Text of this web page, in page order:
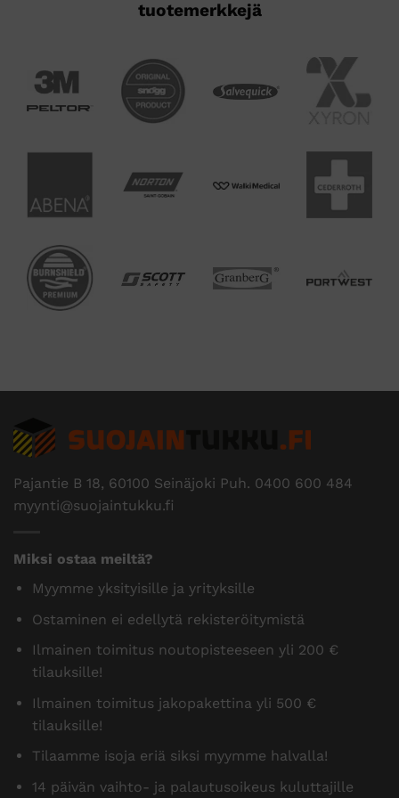
tuotemerkkejä
Pajantie B 18, 60100 Seinäjoki Puh. 0400 600 484
myynti@suojaintukku.fi
Miksi ostaa meiltä?
Myymme yksityisille ja yrityksille
Ostaminen ei edellytä rekisteröitymistä
Ilmainen toimitus noutopisteeseen yli 200 €
tilauksille!
Ilmainen toimitus jakopakettina yli 500 €
tilauksille!
Tilaamme isoja eriä siksi myymme halvalla!
14 päivän vaihto- ja palautusoikeus kuluttajille